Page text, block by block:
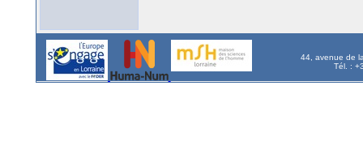
44, avenue de
Tél. :